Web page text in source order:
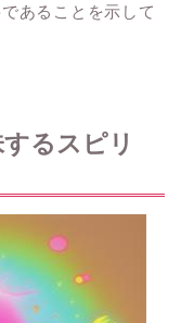
あることを示して
るスピリ